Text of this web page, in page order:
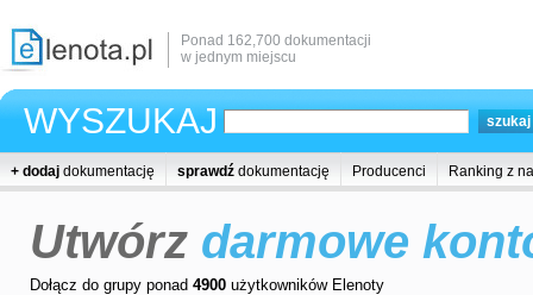
Ponad 162,700 dokumentacji
w jednym miejscu
WYSZUKAJ
+ dodaj dokumentację sprawdź dokumentację Producenci Ranking z
Utwórz darmowe
Dołącz do grupy ponad 4900 użytkowników Elenoty